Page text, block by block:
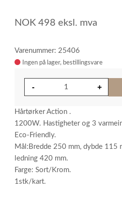
NOK 498 eksl. mva
Varenummer: 25406
Ingen på lager
Hårtørker Action .
1200W. Hastigheter og 3
Eco-Friendly.
Mål:Bredde 250 mm, dybde 115
ledning 420 mm.
Farge: Sort/Krom.
1stk/kart.